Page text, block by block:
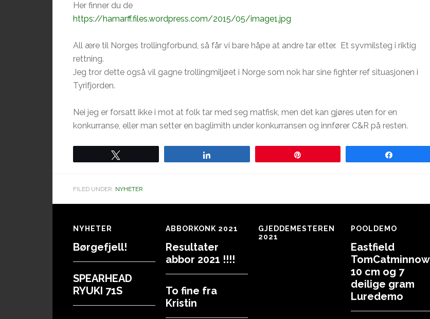
Her finner du de
https://hamarff.files.wordpress.com/2015/05/image1.jpg
All ære til Norges trollingforbund, så får vi bare håpe at andre tar etter. Et syvmilsteg i riktig
rettning.
Jeg tror dette også vil gagne trollingmiljøet i Norge som nok har sine fighter ref situasjonen i
Tyrifjorden.
Nei jeg er forsatt ikke i mot at folk tar med seg matfisk, men det kan gjøres uten for en
konkurranse, eller man setter en baglimith under konkurransen og innfører C&R på resten.
FILED UNDER: NYHETER
Footer
NYHETER
Børgefjell!
SPEARHEAD
RYUKI 71S
ABBORKONK 2021
Resultater
abbor 2021 !!!!
To fine fra
Kristin
GJEDDEMESTEREN
2021
POOLDEMO
Eastfield
TomCatminnow
10 cm og 7
deilige gram
Luredemo